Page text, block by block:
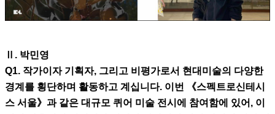
Ⅱ. 박민영
Q1. 작가이자 기획자, 그리고 비평가로서 현대미술의 다양한
경계를 횡단하며 활동하고 계십니다. 이번 《스펙트로신테시
스 서울》과 같은 대규모 퀴어 미술 전시에 참여함에 있어, 이